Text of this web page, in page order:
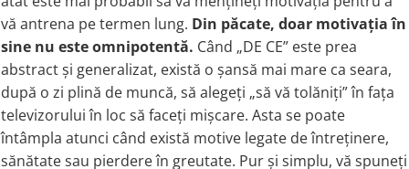
Shiitake Mushroom
Silimarina Milk Thistle
Strontiu
Sulforafan (broccoli)
Sunatoare (St. John's Wort)
Tiamina (Vitamina B1)
vă antrena pe termen lung. Din păcate, doar motivația în
sine nu este omnipotentă. Când „DE CE” este prea
abstract și generalizat, există o șansă mai mare ca seara,
după o zi plină de muncă, să alegeți „să vă tolăniți” în fața
televizorului în loc să faceți mișcare. Asta se poate
întâmpla atunci când există motive legate de întreținere,
sănătate sau pierdere în greutate. Pur și simplu, vă spuneți